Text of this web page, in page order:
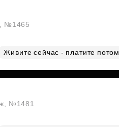
№1465
Живите сейчас - платите потом
№1481